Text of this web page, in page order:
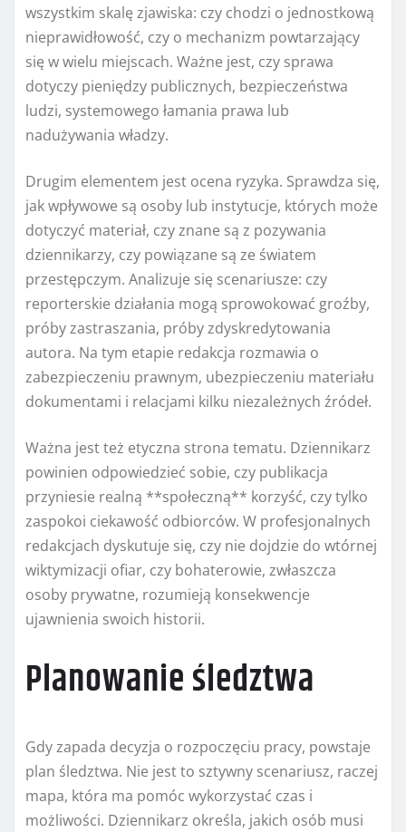
wszystkim skalę zjawiska: czy chodzi o jednostkową
nieprawidłowość, czy o mechanizm powtarzający
się w wielu miejscach. Ważne jest, czy sprawa
dotyczy pieniędzy publicznych, bezpieczeństwa
ludzi, systemowego łamania prawa lub
nadużywania władzy.
Drugim elementem jest ocena ryzyka. Sprawdza się,
jak wpływowe są osoby lub instytucje, których może
dotyczyć materiał, czy znane są z pozywania
dziennikarzy, czy powiązane są ze światem
przestępczym. Analizuje się scenariusze: czy
reporterskie działania mogą sprowokować groźby,
próby zastraszania, próby zdyskredytowania
autora. Na tym etapie redakcja rozmawia o
zabezpieczeniu prawnym, ubezpieczeniu materiału
dokumentami i relacjami kilku niezależnych źródeł.
Ważna jest też etyczna strona tematu. Dziennikarz
powinien odpowiedzieć sobie, czy publikacja
przyniesie realną **społeczną** korzyść, czy tylko
zaspokoi ciekawość odbiorców. W profesjonalnych
redakcjach dyskutuje się, czy nie dojdzie do wtórnej
wiktymizacji ofiar, czy bohaterowie, zwłaszcza
osoby prywatne, rozumieją konsekwencje
ujawnienia swoich historii.
Planowanie śledztwa
Gdy zapada decyzja o rozpoczęciu pracy, powstaje
plan śledztwa. Nie jest to sztywny scenariusz, raczej
mapa, która ma pomóc wykorzystać czas i
możliwości. Dziennikarz określa, jakich osób musi